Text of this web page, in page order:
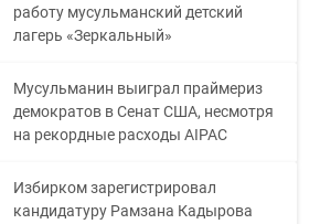
работу мусульманский детский
лагерь «Зеркальный»
Мусульманин выиграл праймериз
демократов в Сенат США, несмотря
на рекордные расходы AIPAC
Избирком зарегистрировал
кандидатуру Рамзана Кадырова